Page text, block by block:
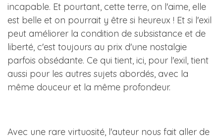
incapable. Et pourtant, cette terre, on l'aime, elle
est belle et on pourrait y être si heureux ! Et si l'exil
peut améliorer la condition de subsistance et de
liberté, c'est toujours au prix d'une nostalgie
parfois obsédante. Ce qui tient, ici, pour l'exil, tient
aussi pour les autres sujets abordés, avec la
même douceur et la même profondeur.
Avec une rare virtuosité, l'auteur nous fait aller de